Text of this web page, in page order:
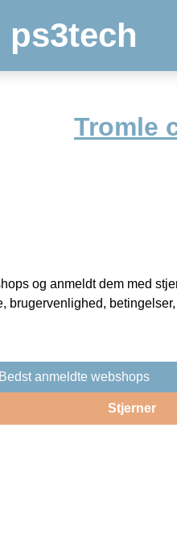
ps3tech
Tromle
og anmeldt dem med
brugervenlighed,
Bedst anmeldte webshops
Stjerner